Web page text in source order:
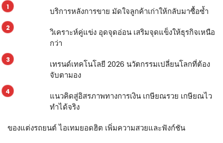
บริการหลังการขาย มัดใจลูกค้าเก่าให้กลับมาซื้อซ้ำ
วิเคราะห์คู่แข่ง อุดจุดอ่อน เสริมจุดแข็งให้ธุรกิจเหนือ
กว่า
เทรนด์เทคโนโลยี 2026 นวัตกรรมเปลี่ยนโลกที่ต้อง
จับตามอง
แนวคิดสู่อิสรภาพทางการเงิน เกษียณรวย เกษียณไว
ทำได้จริง
ของแต่งรถยนต์ ไอเทมยอดฮิต เพิ่มความสวยและฟังก์ชัน